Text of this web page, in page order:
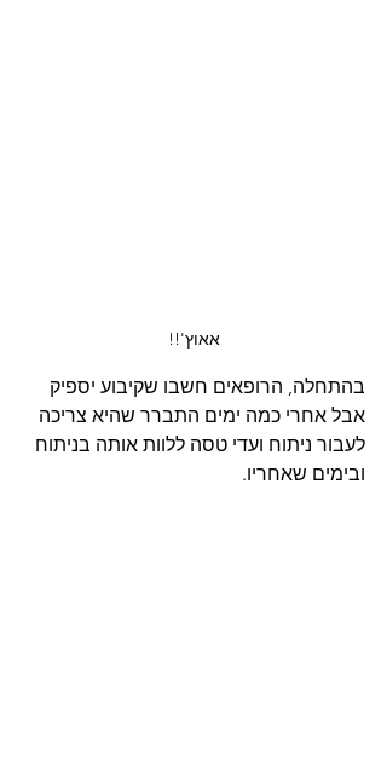
אאוץ'!!
בהתחלה, הרופאים חשבו שקיבוע יספיק
אבל אחרי כמה ימים התברר שהיא צריכה
לעבור ניתוח ועדי טסה ללוות אותה בניתוח
ובימים שאחריו.